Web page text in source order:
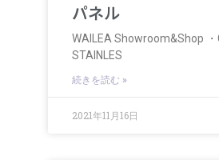
パネル
WAILEA Showroom&Shop ・
STAINLES
続きを読む »
2021年11月16日